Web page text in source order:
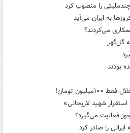
چندملیتی را منصوب کرد
به ایران می‌آید
می‌کردند؟
گل‌گهر
بودند
تومان!
شهید لاریجانی»
فعالیت می‌گیرد؟
را صادر کرد